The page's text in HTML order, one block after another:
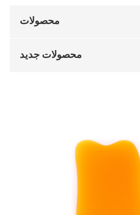
محصولات
محصولات جدید